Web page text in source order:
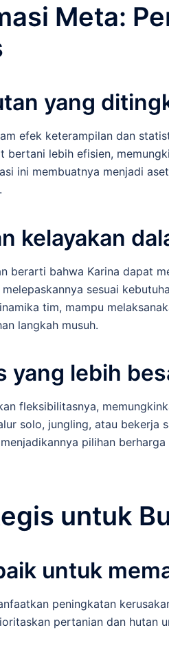
Meta:
yang
efek keterampilan dan
bertani lebih efisien,
ini membuatnya menjadi
kelayakan
berarti bahwa Karina dapat
sesuai
tim, mampu
langkah musuh.
yang lebih
fleksibilitasnya,
solo, jungling, atau bekerja
pilihan
untuk
untuk
peningkatan
pertanian dan hutan